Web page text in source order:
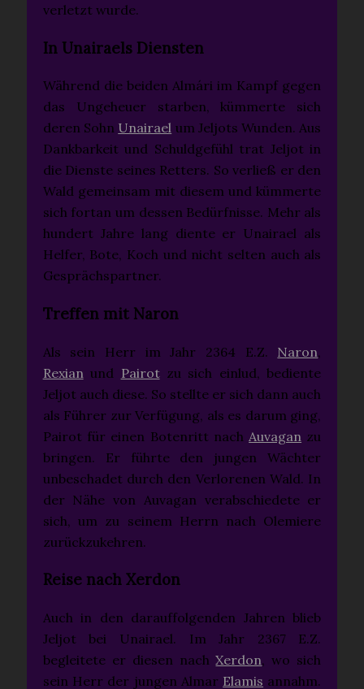
verletzt wurde.
In Unairaels Diensten
Während die beiden Almári im Kampf gegen
das Ungeheuer starben, kümmerte sich
deren Sohn Unairael um Jeljots Wunden. Aus
Dankbarkeit und Schuldgefühl trat Jeljot in
die Dienste seines Retters. So verließ er den
Wald gemeinsam mit diesem und kümmerte
sich fortan um dessen Bedürfnisse. Mehr als
hundert Jahre lang diente er Unairael als
Helfer, Bote, Koch und nicht selten auch als
Gesprächspartner.
Treffen mit Naron
Als sein Herr im Jahr 2364 E.Z. Naron,
Rexian und Pairotzu sich einlud, bediente
Jeljot auch diese. So stellte er sich dann auch
als Führer zur Verfügung, als es darum ging,
Pairot für einen Botenritt nach Auvagan zu
bringen. Er führte den jungen Wächter
unbeschadet durch den Verlorenen Wald. In
der Nähe von Auvagan verabschiedete er
sich, um zu seinem Herrn nach Olemiere
zurückzukehren.
Reise nach Xerdon
Auch in den darauffolgenden Jahren blieb
Jeljot bei Unairael. Im Jahr 2367 E.Z.
begleitete er diesen nachXerdon, wo sich
sein Herr der jungen Almar Elamis annahm.